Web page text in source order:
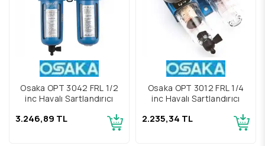
Osaka OPT 3042 FRL 1/2
inç Havalı Şartlandırıcı
3.246,89 TL
Osaka OPT 3012 FRL 1/4
inç Havalı Şartlandırıcı
2.235,34 TL